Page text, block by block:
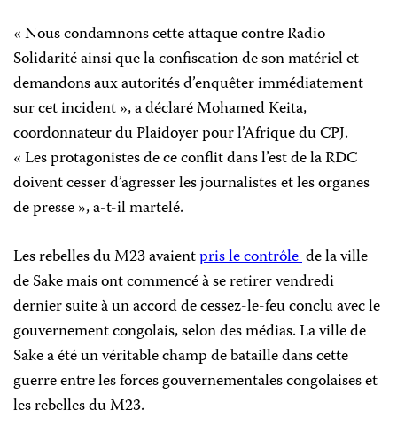
« Nous condamnons cette attaque contre Radio
Solidarité ainsi que la confiscation de son matériel et
demandons aux autorités d’enquêter immédiatement
sur cet incident », a déclaré Mohamed Keita,
coordonnateur du Plaidoyer pour l’Afrique du CPJ.
« Les protagonistes de ce conflit dans l’est de la RDC
doivent cesser d’agresser les journalistes et les organes
de presse », a-t-il martelé.
Les rebelles du M23 avaientpris le contrôlede la ville
de Sake mais ont commencé à se retirer vendredi
dernier suite à un accord de cessez-le-feu conclu avec le
gouvernement congolais, selon des médias. La ville de
Sake a été un véritable champ de bataille dans cette
guerre entre les forces gouvernementales congolaises et
les rebelles du M23.